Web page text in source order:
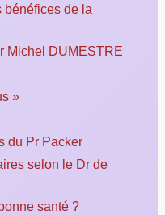
bénéfices de la
Michel DUMESTRE
»
du Pr Packer
selon le Dr de
santé ?